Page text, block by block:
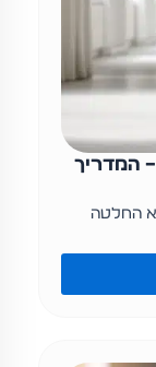
– המדריך
החלטה